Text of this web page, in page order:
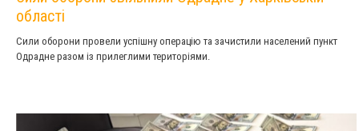
області
Сили оборони провели успішну операцію та зачистили населений пункт
Одрадне разом із прилеглими територіями.